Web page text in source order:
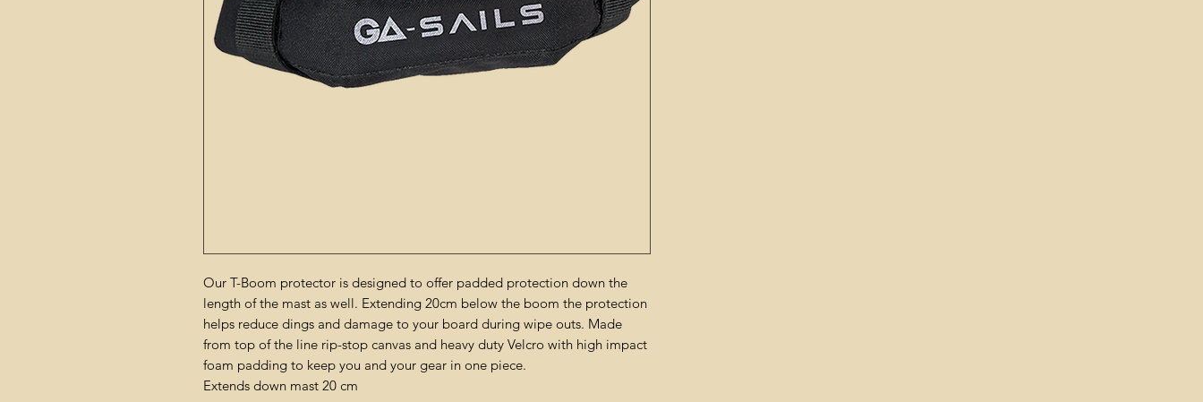
Our T-Boom protector is designed to offer padded protection down the
length of the mast as well. Extending 20cm below the boom the protection
helps reduce dings and damage to your board during wipe outs. Made
from top of the line rip-stop canvas and heavy duty Velcro with high impact
foam padding to keep you and your gear in one piece.
Extends down mast 20 cm